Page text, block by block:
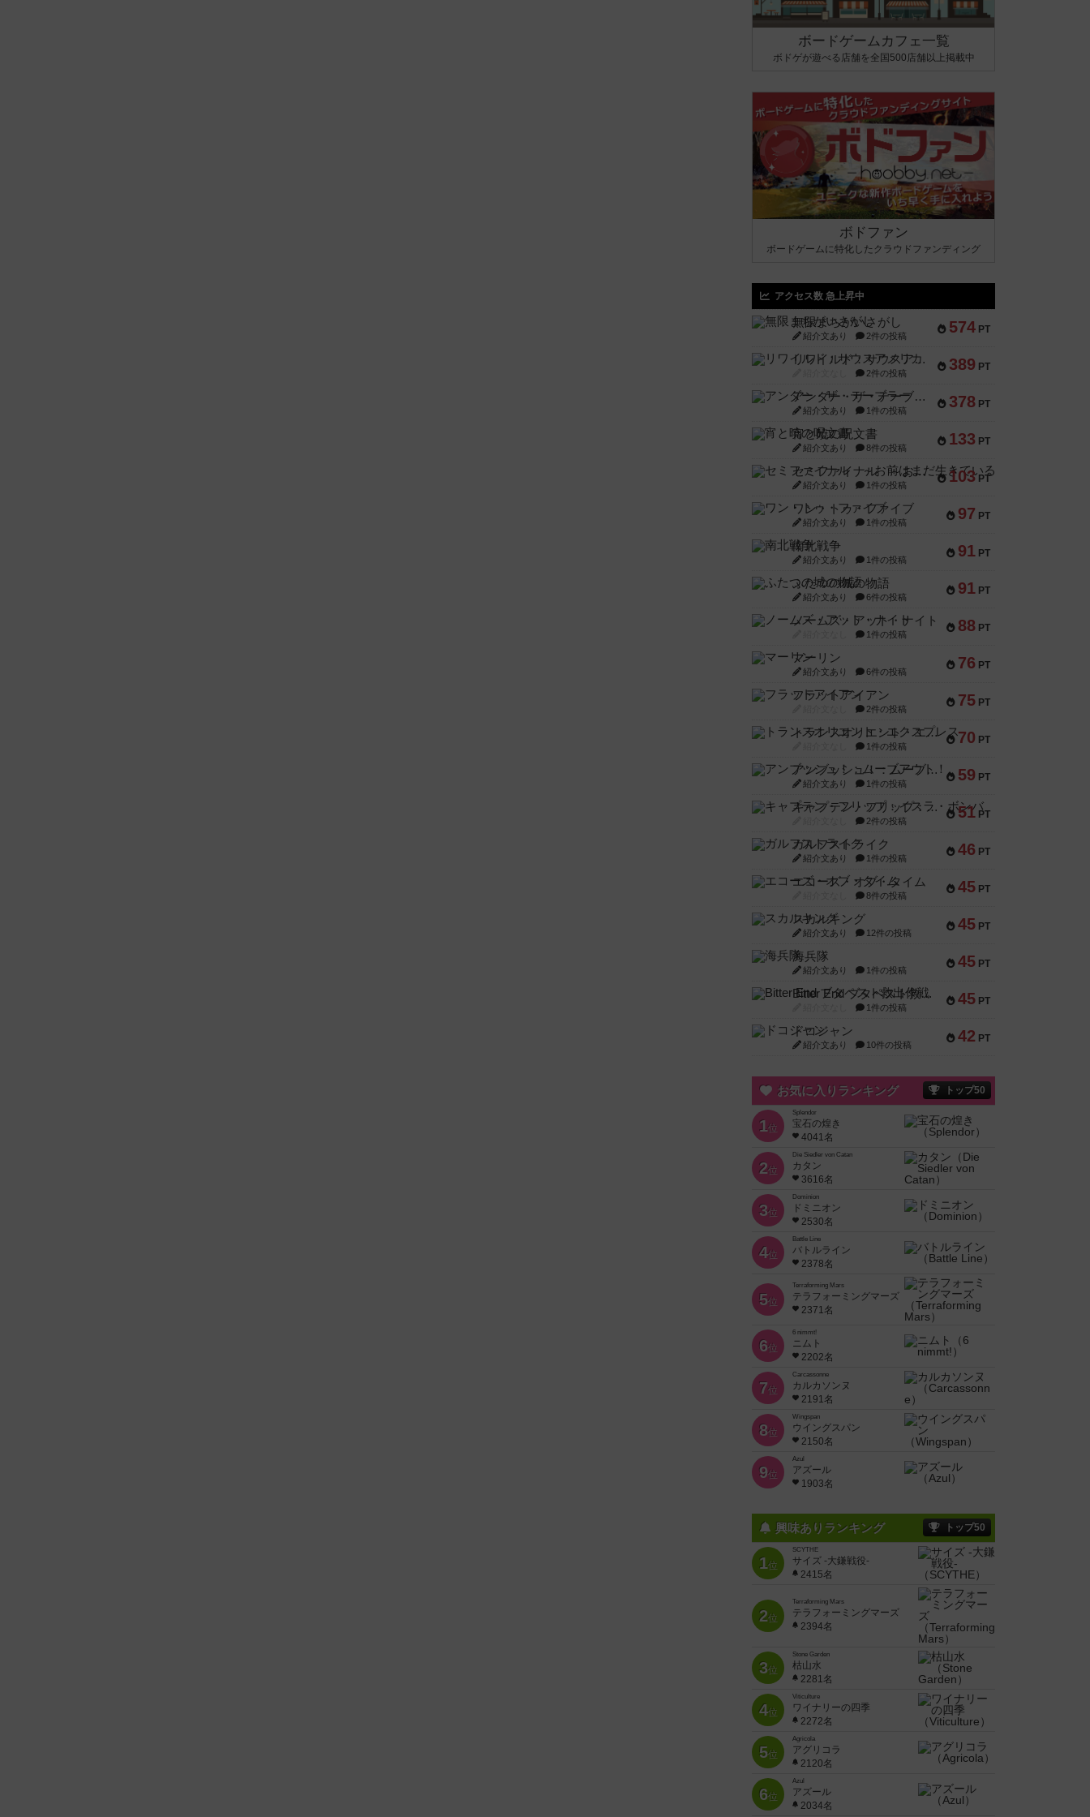
ボードゲームカフェ一覧
ボドゲが遊べる店舗を全国500店舗以上掲載中
ボドファン
ボードゲームに特化したクラウドファンディング
アクセス数 急上昇中
574 PT
無限まちがいさがし
紹介文あり 2件の投稿
389 PT
リワイルド：サウスアメリカ
2件の投稿
378 PT
アンダー・ザ・テーブラー
紹介文あり 1件の投稿
133 PT
宵と暁の呪文書
紹介文あり 8件の投稿
103 PT
セミファイナル ～お前はまだ生きている～
紹介文あり 1件の投稿
97 PT
ワン・トゥ・ファイブ
紹介文あり 1件の投稿
91 PT
南北戦争
紹介文あり 1件の投稿
91 PT
ふたつの城の物語
紹介文あり 6件の投稿
88 PT
ノームズ・アット・ナイト
1件の投稿
76 PT
マーリン
紹介文あり 6件の投稿
75 PT
フラットアイアン
2件の投稿
70 PT
トランスオリエント・エクスプレス
1件の投稿
59 PT
アンブッシュ！：ムーブアウト！
紹介文あり 1件の投稿
51 PT
キャプテン・フリップ：イスラ・ボンバ
2件の投稿
46 PT
ガルフストライク
紹介文あり 1件の投稿
45 PT
エコーズ・オブ・タイム
8件の投稿
45 PT
スカルキング
紹介文あり 12件の投稿
45 PT
海兵隊
紹介文あり 1件の投稿
45 PT
Bitter End ブタペスト救出作戦
1件の投稿
42 PT
ドコジャン
紹介文あり 10件の投稿
お気に入りランキング トップ50
1位
Splendor
宝石の煌き
4041名
2位
Die Siedler von Catan
カタン
3616名
3位
Dominion
ドミニオン
2530名
4位
Battle Line
バトルライン
2378名
5位
Terraforming Mars
テラフォーミングマーズ
2371名
6位
6 nimmt!
ニムト
2202名
7位
Carcassonne
カルカソンヌ
2191名
8位
Wingspan
ウイングスパン
2150名
9位
Azul
アズール
1903名
興味ありランキング トップ50
1位
SCYTHE
サイズ -大鎌戦役-
2415名
2位
Terraforming Mars
テラフォーミングマーズ
2394名
3位
Stone Garden
枯山水
2281名
4位
Viticulture
ワイナリーの四季
2272名
5位
Agricola
アグリコラ
2120名
6位
Azul
アズール
2034名